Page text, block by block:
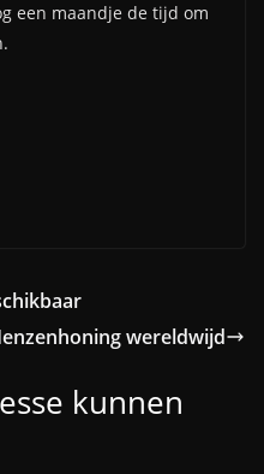
een maandje de tijd om
wereldwijd
kunnen